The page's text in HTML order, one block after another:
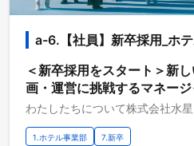
a-6.【社員】新卒採用_ホ
＜新卒採用をスタート＞新
画・運営に挑戦するマネー
1.ホテル事業部 7.新卒